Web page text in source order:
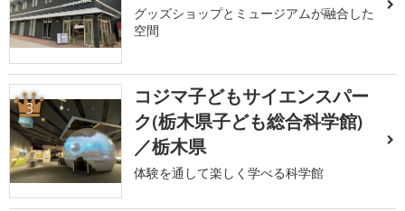
グッズショップとミュージアムが融合した
空間
3
コジマ子どもサイエンスパー
ク(栃木県子ども総合科学館)
／栃木県
体験を通して楽しく学べる科学館